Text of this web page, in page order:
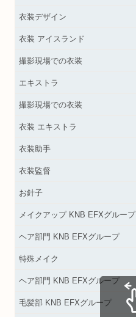
衣装デザイン
衣装 アイスランド
撮影現場での衣装
エキストラ
撮影現場での衣装
衣装 エキストラ
衣装助手
衣装監督
お針子
メイクアップ KNB EFXグループ
ヘア部門 KNB EFXグループ
特殊メイク
ヘア部門 KNB EFXグループ
毛髪部 KNB EFXグループ